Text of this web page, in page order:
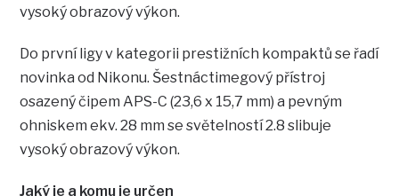
vysoký obrazový výkon.
Do první ligy v kategorii prestižních kompaktů se řadí
novinka od Nikonu. Šestnáctimegový přístroj
osazený čipem APS-C (23,6 x 15,7 mm) a pevným
ohniskem ekv. 28 mm se světelností 2.8 slibuje
vysoký obrazový výkon.
Jaký je a komu je určen